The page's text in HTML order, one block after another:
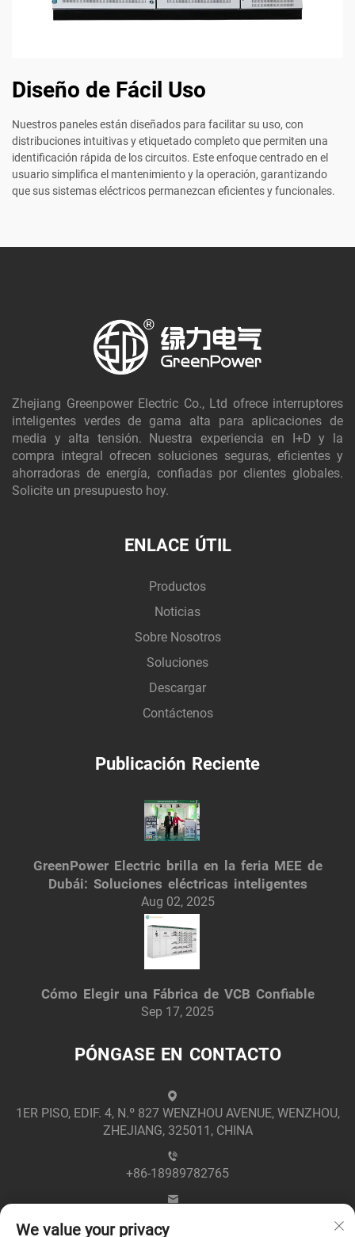
Diseño de Fácil Uso
Nuestros paneles están diseñados para facilitar su uso, con
distribuciones intuitivas y etiquetado completo que permiten una
identificación rápida de los circuitos. Este enfoque centrado en el
usuario simplifica el mantenimiento y la operación, garantizando
que sus sistemas eléctricos permanezcan eficientes y funcionales.
Zhejiang Greenpower Electric Co., Ltd ofrece interruptores
inteligentes verdes de gama alta para aplicaciones de
media y alta tensión. Nuestra experiencia en I+D y la
compra integral ofrecen soluciones seguras, eficientes y
ahorradoras de energía, confiadas por clientes globales.
Solicite un presupuesto hoy.
ENLACE ÚTIL
Productos
Noticias
Sobre Nosotros
Soluciones
Descargar
Contáctenos
Publicación Reciente
GreenPower Electric brilla en la feria MEE de
Dubái: Soluciones eléctricas inteligentes
Aug 02, 2025
Cómo Elegir una Fábrica de VCB Confiable
Sep 17, 2025
PÓNGASE EN CONTACTO
1ER PISO, EDIF. 4, N.º 827 WENZHOU AVENUE, WENZHOU,
ZHEJIANG, 325011, CHINA
+86-18989782765
We value your privacy